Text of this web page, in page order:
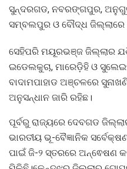
ସୁନ୍ଦରଗଡ, ନବରଙ୍ଗପୁର,
ସମ୍ବଲପୁର ଓ ବୌଦ୍ଧ ଜିଲ୍ଲାରେ
ସେହିପରି ମୟୂରଭଞ୍ଜ ଜିଲ୍ଲାର
ଇଡେଲକୁଚା, ମାରେଡ଼ିହି ଓ
ବାଦାମପାହାଡ ଅଞ୍ଚଳରେ
ଅନୁସନ୍ଧାନ ଜାରି ରହିଛ।
ପୂର୍ବରୁ ରାଜ୍ୟରେ ଦେବଗଡ
ଭାରତୀୟ ଭୂ-ବୈଜ୍ଞାନିକ
ପାଇଁ ଜି-୨ ସ୍ତରରେ ଅନ୍ଵେଷଣ